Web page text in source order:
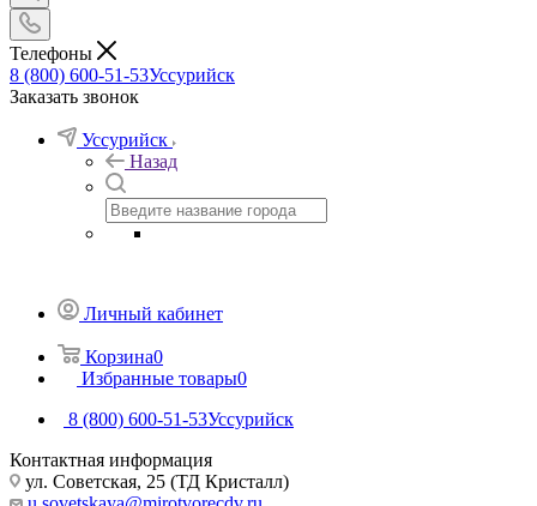
Телефоны
8 (800) 600-51-53Уссурийск
Заказать звонок
Уссурийск
Назад
Личный кабинет
Корзина0
Избранные товары0
8 (800) 600-51-53Уссурийск
Контактная информация
ул. Советская, 25 (ТД Кристалл)